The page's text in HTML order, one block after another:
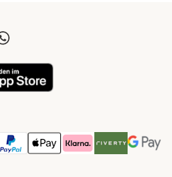
Payment Method
Payment Method
Payment Method
Apple Pay Payment Method
Klarna Payment Method
Riverty Payment
Google
Method